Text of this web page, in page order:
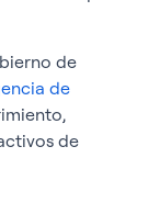
de
de
de